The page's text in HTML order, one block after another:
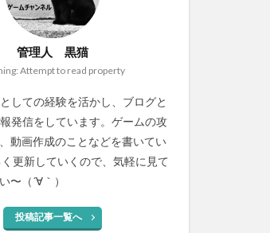
管理人 黒猫
Attempt to read property
しての経験を活かし、ブログと
発信をしています。ゲームの攻
動画作成のことなどを書いてい
更新していくので、気軽に見て
〜（´∀｀）
投稿記事一覧へ